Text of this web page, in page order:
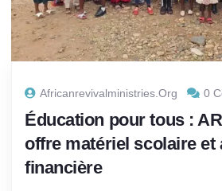
Africanrevivalministries.org 0
Éducation pour tous :
offre matériel scolaire et
financière